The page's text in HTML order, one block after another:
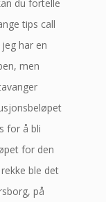
du fortelle
tips call
har en
men
for å bli
for den
ble det
på